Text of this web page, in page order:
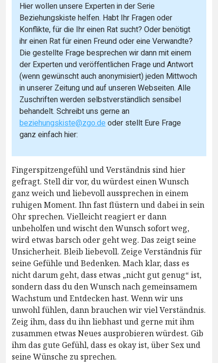
Hier wollen unsere Experten in der Serie
Beziehungskiste helfen. Habt Ihr Fragen oder
Konflikte, für die Ihr einen Rat sucht? Oder benötigt
ihr einen Rat für einen Freund oder eine Verwandte?
Die gestellte Frage besprechen wir dann mit einem
der Experten und veröffentlichen Frage und Antwort
(wenn gewünscht auch anonymisiert) jeden Mittwoch
in unserer Zeitung und auf unseren Webseiten. Alle
Zuschriften werden selbstverständlich sensibel
behandelt. Schreibt uns gerne an
beziehungskiste@zgo.deoder stellt Eure Frage
ganz einfach hier:
Fingerspitzengefühl und Verständnis sind hier
gefragt. Stell dir vor, du würdest einen Wunsch
ganz weich und liebevoll aussprechen in einem
ruhigen Moment. Ihn fast flüstern und dabei in sein
Ohr sprechen. Vielleicht reagiert er dann
unbeholfen und wischt den Wunsch sofort weg,
wird etwas barsch oder geht weg. Das zeigt seine
Unsicherheit. Bleib liebevoll. Zeige Verständnis für
seine Gefühle und Bedenken. Mach klar, dass es
nicht darum geht, dass etwas „nicht gut genug“ ist,
sondern dass du den Wunsch nach gemeinsamem
Wachstum und Entdecken hast. Wenn wir uns
unwohl fühlen, dann brauchen wir viel Verständnis.
Zeig ihm, dass du ihn liebhast und gerne mit ihm
zusammen etwas Neues ausprobieren würdest. Gib
ihm das gute Gefühl, dass es okay ist, über Sex und
seine Wünsche zu sprechen.